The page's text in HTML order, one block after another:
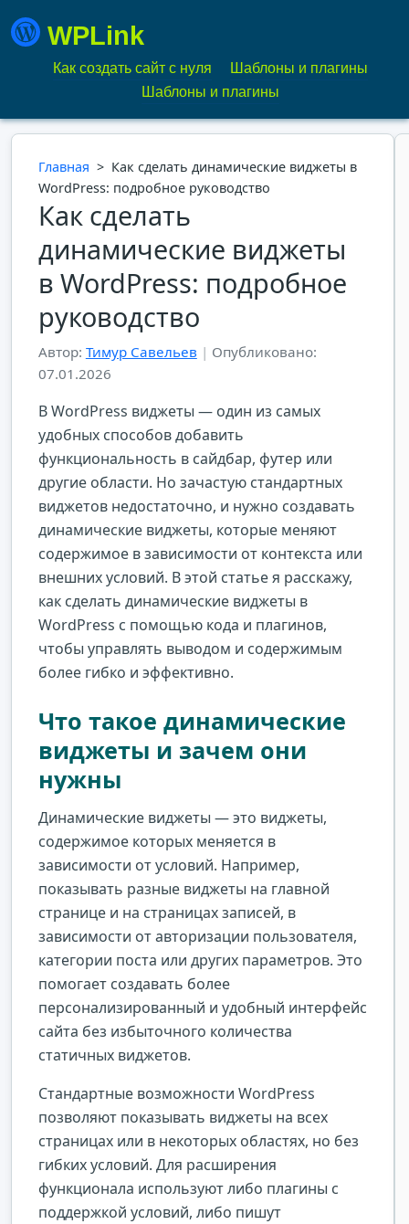
WPLink
Как создать сайт с нуля
Шаблоны и плагины
Шаблоны и плагины
Главная > Как сделать динамические виджеты в
WordPress: подробное руководство
Как сделать
динамические виджеты
в WordPress: подробное
руководство
Автор: Тимур Савельев | Опубликовано:
07.01.2026
В WordPress виджеты — один из самых
удобных способов добавить
функциональность в сайдбар, футер или
другие области. Но зачастую стандартных
виджетов недостаточно, и нужно создавать
динамические виджеты, которые меняют
содержимое в зависимости от контекста или
внешних условий. В этой статье я расскажу,
как сделать динамические виджеты в
WordPress с помощью кода и плагинов,
чтобы управлять выводом и содержимым
более гибко и эффективно.
Что такое динамические
виджеты и зачем они
нужны
Динамические виджеты — это виджеты,
содержимое которых меняется в
зависимости от условий. Например,
показывать разные виджеты на главной
странице и на страницах записей, в
зависимости от авторизации пользователя,
категории поста или других параметров. Это
помогает создавать более
персонализированный и удобный интерфейс
сайта без избыточного количества
статичных виджетов.
Стандартные возможности WordPress
позволяют показывать виджеты на всех
страницах или в некоторых областях, но без
гибких условий. Для расширения
функционала используют либо плагины с
поддержкой условий, либо пишут